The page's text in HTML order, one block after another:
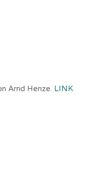
Arnd Henze. LINK